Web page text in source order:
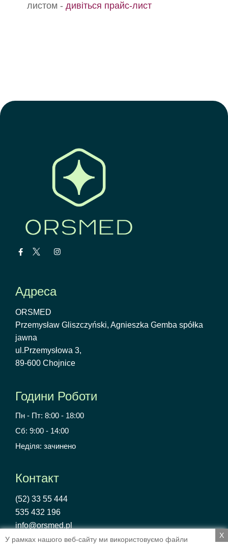
листом -дивіться прайс-лист
Адреса
ORSMED
Przemysław Gliszczyński, Agnieszka Gemba spółka
jawna
ul.Przemysłowa 3,
89-600 Chojnice
Години Роботи
Пн - Пт: 8:00 - 18:00
Сб: 9:00 - 14:00
Неділя: зачинено
Контакт
(52) 33 55 444
535 432 196
info@orsmed.pl
У рамках нашого веб-сайту ми використовуємо файли
X